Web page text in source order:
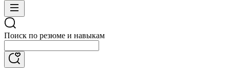
Поиск по резюме и навыкам